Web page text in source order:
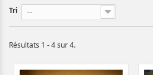
Tri --
Résultats 1 - 4 sur 4.